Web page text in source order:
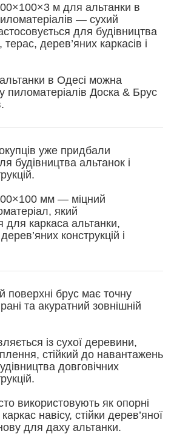
м для альтанки в
— сухий
для будівництва
терас, дерев’яних каркасів і
в Одесі можна
пиломатеріалів Доска & Брус
уже придбали
будівництва альтанок і
мм — міцний
який
для каркаса альтанки,
конструкцій і
поверхні брус має точну
та акуратний зовнішній
із сухої деревини,
стійкий до навантажень
довговічних
використовують як опорні
навісу, стійки дерев’яної
для даху альтанки.